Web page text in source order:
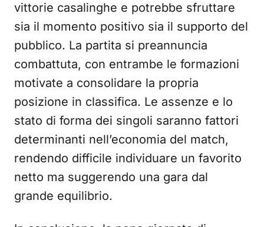
vittorie casalinghe e potrebbe sfruttare
sia il momento positivo sia il supporto del
pubblico. La partita si preannuncia
combattuta, con entrambe le formazioni
motivate a consolidare la propria
posizione in classifica. Le assenze e lo
stato di forma dei singoli saranno fattori
determinanti nell’economia del match,
rendendo difficile individuare un favorito
netto ma suggerendo una gara dal
grande equilibrio.